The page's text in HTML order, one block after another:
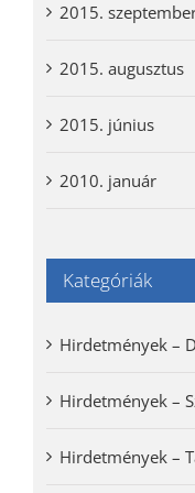
2015.
2015. augusztus
2015. június
2010. január
Kategóriák
Hirdetmények –
Hirdetmények –
Hirdetmények –